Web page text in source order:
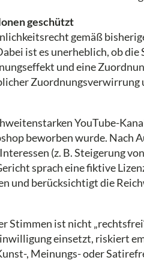
geschützt
gemäß
ist es unerheblich, ob
und eine
YouTube-
beworben wurde.
(z. B. Steigerung
sprach eine fiktive
und berücksichtigt die
ist nicht
einsetzt, riskiert
, Meinungs- oder